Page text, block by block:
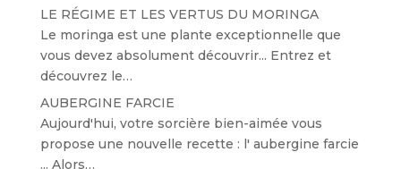
LE RÉGIME ET LES VERTUS DU MORINGA
Le moringa est une plante exceptionnelle que
vous devez absolument découvrir... Entrez et
découvrez le…
AUBERGINE FARCIE
Aujourd'hui, votre sorcière bien-aimée vous
propose une nouvelle recette : l' aubergine farcie
... Alors…